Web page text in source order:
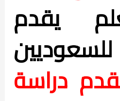
يقدم
دراسة